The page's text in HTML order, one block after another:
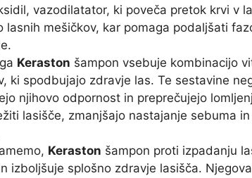
vazodilatator, ki poveča pretok krvi v
lasnih mešičkov, kar pomaga podaljšati
Keraston šampon vsebuje kombinacijo
ki spodbujajo zdravje las. Te sestavine
njihovo odpornost in preprečujejo
lasišče, zmanjšajo nastajanje sebuma
Keraston šampon proti izpadanju
izboljšuje splošno zdravje lasišča.